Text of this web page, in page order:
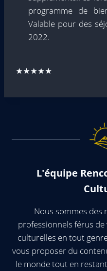
programme de
Valable pour des
2022.
★★★★★
L'équipe
Nous sommes des
professionnels férus
culturelles en tout
vous proposer du
le monde tout en